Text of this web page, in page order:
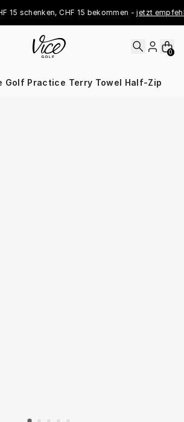
schenken, CHF 15 bekommen - jetzt empfehlen
0
Golf Practice Terry Towel Half-Zip